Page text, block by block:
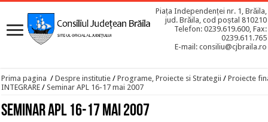
Piața Independenței nr. 1, Brăila,
jud. Brăila, cod poștal 810210
Telefon: 0239.619.600, Fax:
0239.611.765
E-mail: consiliu@cjbraila.ro
Prima pagina / Despre institutie / Programe, Proiecte si Strategii / Proiecte
INTEGRARE / Seminar APL 16-17 mai 2007
Seminar APL 16-17 mai 2007